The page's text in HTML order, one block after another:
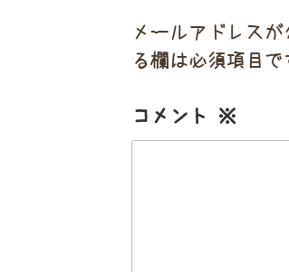
メールアドレス
る欄は必須項目で
コメント ※